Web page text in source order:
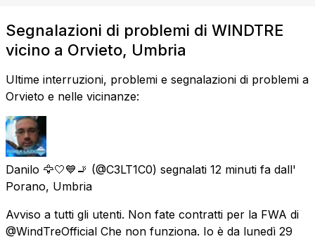
Segnalazioni di problemi di WINDTRE
vicino a Orvieto, Umbria
Ultime interruzioni, problemi e segnalazioni di problemi a
Orvieto e nelle vicinanze:
Danilo 🦅🤍💙🚬 (@C3LT1C0) segnalati 12 minuti fa dall'
Porano, Umbria
Avviso a tutti gli utenti. Non fate contratti per la FWA di
@WindTreOfficial Che non funziona. Io è da lunedì 29